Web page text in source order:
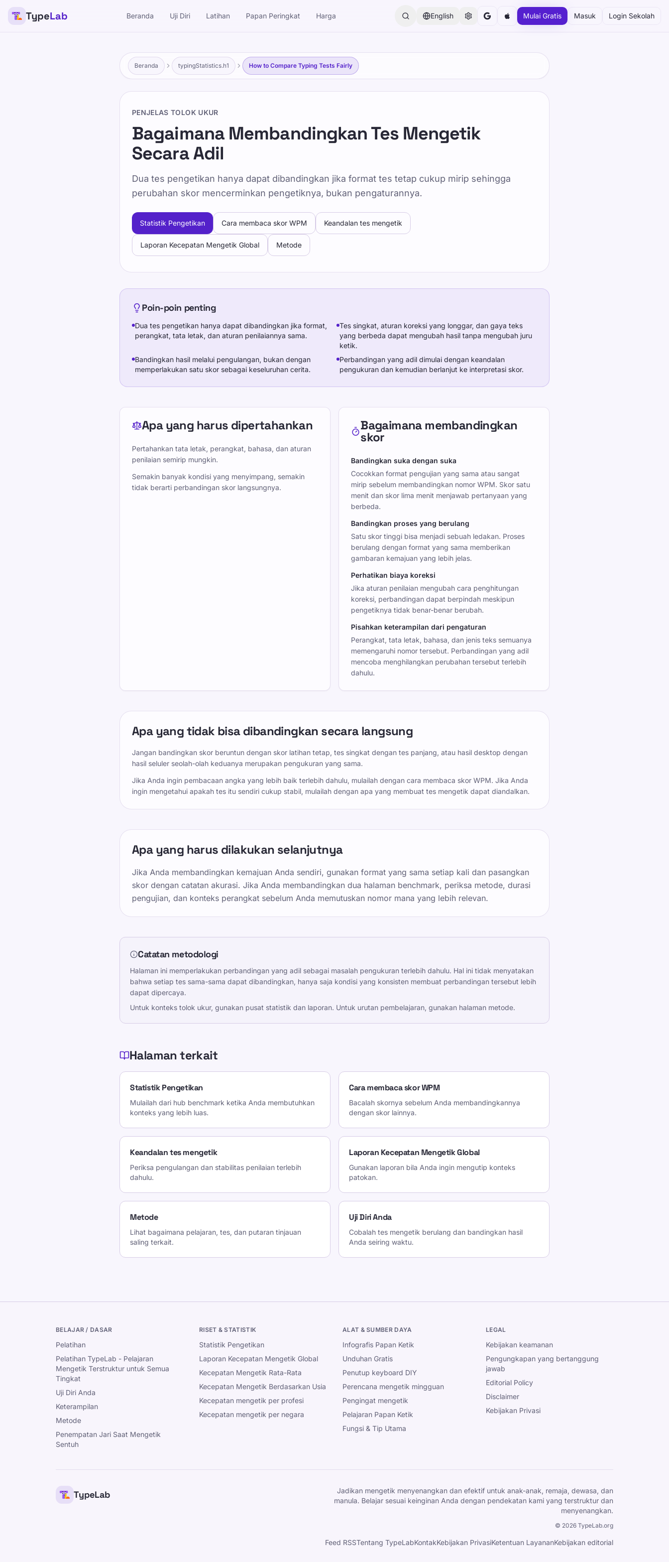
TypeLab Beranda Uji Diri Latihan Papan Peringkat Harga English Mulai Gratis Masuk Login Sekolah
Beranda typingStatistics.h1 How to Compare Typing Tests Fairly
PENJELAS TOLOK UKUR
Bagaimana Membandingkan Tes Mengetik
Secara Adil
Dua tes pengetikan hanya dapat dibandingkan jika format tes tetap cukup mirip sehingga
perubahan skor mencerminkan pengetiknya, bukan pengaturannya.
Statistik Pengetikan Cara membaca skor WPM Keandalan tes mengetik
Laporan Kecepatan Mengetik Global Metode
Poin-poin penting
Dua tes pengetikan hanya dapat dibandingkan jika format,
perangkat, tata letak, dan aturan penilaiannya sama.
Tes singkat, aturan koreksi yang longgar, dan gaya teks
yang berbeda dapat mengubah hasil tanpa mengubah juru
ketik.
Bandingkan hasil melalui pengulangan, bukan dengan
memperlakukan satu skor sebagai keseluruhan cerita.
Perbandingan yang adil dimulai dengan keandalan
pengukuran dan kemudian berlanjut ke interpretasi skor.
Apa yang harus dipertahankan
Pertahankan tata letak, perangkat, bahasa, dan aturan
penilaian semirip mungkin.
Semakin banyak kondisi yang menyimpang, semakin
tidak berarti perbandingan skor langsungnya.
Bagaimana membandingkan
skor
Bandingkan suka dengan suka
Cocokkan format pengujian yang sama atau sangat
mirip sebelum membandingkan nomor WPM. Skor satu
menit dan skor lima menit menjawab pertanyaan yang
berbeda.
Bandingkan proses yang berulang
Satu skor tinggi bisa menjadi sebuah ledakan. Proses
berulang dengan format yang sama memberikan
gambaran kemajuan yang lebih jelas.
Perhatikan biaya koreksi
Jika aturan penilaian mengubah cara penghitungan
koreksi, perbandingan dapat berpindah meskipun
pengetiknya tidak benar-benar berubah.
Pisahkan keterampilan dari pengaturan
Perangkat, tata letak, bahasa, dan jenis teks semuanya
memengaruhi nomor tersebut. Perbandingan yang adil
mencoba menghilangkan perubahan tersebut terlebih
dahulu.
Apa yang tidak bisa dibandingkan secara langsung
Jangan bandingkan skor beruntun dengan skor latihan tetap, tes singkat dengan tes panjang, atau hasil desktop dengan
hasil seluler seolah-olah keduanya merupakan pengukuran yang sama.
Jika Anda ingin pembacaan angka yang lebih baik terlebih dahulu, mulailah dengan cara membaca skor WPM. Jika Anda
ingin mengetahui apakah tes itu sendiri cukup stabil, mulailah dengan apa yang membuat tes mengetik dapat diandalkan.
Apa yang harus dilakukan selanjutnya
Jika Anda membandingkan kemajuan Anda sendiri, gunakan format yang sama setiap kali dan pasangkan
skor dengan catatan akurasi. Jika Anda membandingkan dua halaman benchmark, periksa metode, durasi
pengujian, dan konteks perangkat sebelum Anda memutuskan nomor mana yang lebih relevan.
Catatan metodologi
Halaman ini memperlakukan perbandingan yang adil sebagai masalah pengukuran terlebih dahulu. Hal ini tidak menyatakan
bahwa setiap tes sama-sama dapat dibandingkan, hanya saja kondisi yang konsisten membuat perbandingan tersebut lebih
dapat dipercaya.
Untuk konteks tolok ukur, gunakan pusat statistik dan laporan. Untuk urutan pembelajaran, gunakan halaman metode.
Halaman terkait
Statistik Pengetikan
Mulailah dari hub benchmark ketika Anda membutuhkan
konteks yang lebih luas.
Cara membaca skor WPM
Bacalah skornya sebelum Anda membandingkannya
dengan skor lainnya.
Keandalan tes mengetik
Periksa pengulangan dan stabilitas penilaian terlebih
dahulu.
Laporan Kecepatan Mengetik Global
Gunakan laporan bila Anda ingin mengutip konteks
patokan.
Metode
Lihat bagaimana pelajaran, tes, dan putaran tinjauan
saling terkait.
Uji Diri Anda
Cobalah tes mengetik berulang dan bandingkan hasil
Anda seiring waktu.
BELAJAR / DASAR
Pelatihan
Pelatihan TypeLab - Pelajaran
Mengetik Terstruktur untuk Semua
Tingkat
Uji Diri Anda
Keterampilan
Metode
Penempatan Jari Saat Mengetik
Sentuh
RISET & STATISTIK
Statistik Pengetikan
Laporan Kecepatan Mengetik Global
Kecepatan Mengetik Rata-Rata
Kecepatan Mengetik Berdasarkan Usia
Kecepatan mengetik per profesi
Kecepatan mengetik per negara
ALAT & SUMBER DAYA
Infografis Papan Ketik
Unduhan Gratis
Penutup keyboard DIY
Perencana mengetik mingguan
Pengingat mengetik
Pelajaran Papan Ketik
Fungsi & Tip Utama
LEGAL
Kebijakan keamanan
Pengungkapan yang bertanggung
jawab
Editorial Policy
Disclaimer
Kebijakan Privasi
TypeLab
Jadikan mengetik menyenangkan dan efektif untuk anak-anak, remaja, dewasa, dan
manula. Belajar sesuai keinginan Anda dengan pendekatan kami yang terstruktur dan
menyenangkan.
© 2026 TypeLab.org
Feed RSSTentang TypeLabKontakKebijakan PrivasiKetentuan LayananKebijakan editorial